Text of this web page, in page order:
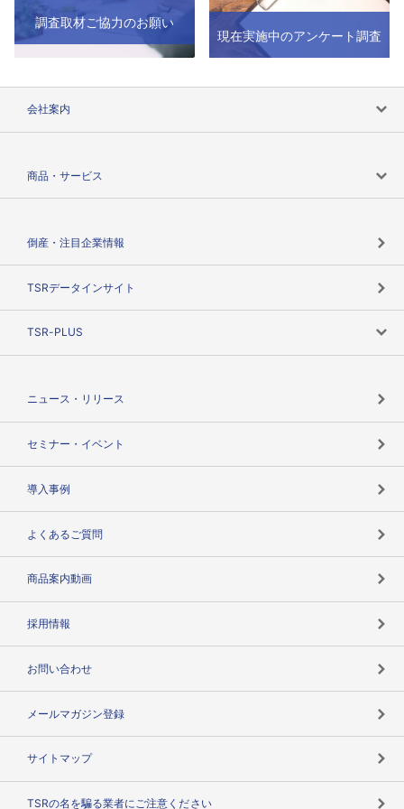
調査取材ご協力のお願い
現在実施中のアンケート調査
会社案内
商品・サービス
倒産・注目企業情報
TSRデータインサイト
TSR-PLUS
ニュース・リリース
セミナー・イベント
導入事例
よくあるご質問
商品案内動画
採用情報
お問い合わせ
メールマガジン登録
サイトマップ
TSRの名を騙る業者にご注意ください